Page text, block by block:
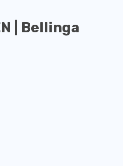
| Bellinga